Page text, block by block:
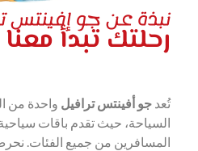
نبذة عن جو إفينتس
رحلتك تبدأ معنا
تُعدجو أفينتس ترافيل واحدة من
السياحة، حيث تقدم باقات
المسافرين من جميع الفئات.